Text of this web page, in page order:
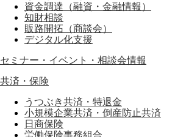
資金調達（融資・金融情報）
知財相談
販路開拓（商談会）
デジタル化支援
セミナー・イベント・相談会情報
共済・保険
うつぶき共済・特退金
小規模企業共済・倒産防止共済
日商保険
労働保険事務組合